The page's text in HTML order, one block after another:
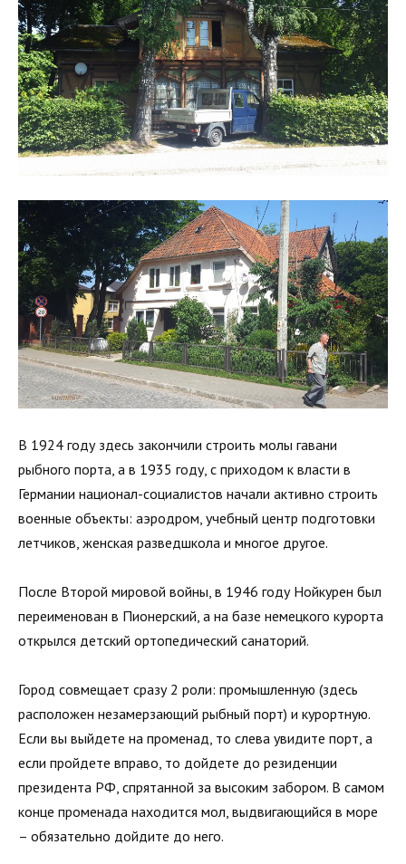
В 1924 году здесь закончили строить молы гавани
рыбного порта, а в 1935 году, с приходом к власти в
Германии национал-социалистов начали активно строить
военные объекты: аэродром, учебный центр подготовки
летчиков, женская разведшкола и многое другое.
После Второй мировой войны, в 1946 году Нойкурен был
переименован в Пионерский, а на базе немецкого курорта
открылся детский ортопедический санаторий.
Город совмещает сразу 2 роли: промышленную (здесь
расположен незамерзающий рыбный порт) и курортную.
Если вы выйдете на променад, то слева увидите порт, а
если пройдете вправо, то дойдете до резиденции
президента РФ, спрятанной за высоким забором. В самом
конце променада находится мол, выдвигающийся в море
– обязательно дойдите до него.